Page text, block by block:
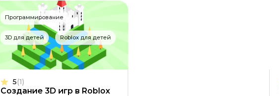
Фреймворк Flutter
Алгоритмы и структуры данных
ООП
Программирование с нуля
Программирование
3D для детей Roblox для детей
Создание 3D игр в Roblox
5(1)